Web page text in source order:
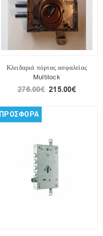
Κλειδαριά πόρτας ασφαλείας
Multilock
276.00€ 215.00€
ΠΡΟΣΦΟΡΑ